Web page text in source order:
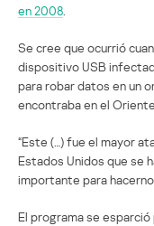
en 2008
Se cree que ocurrió
dispositivo USB
para robar datos en un
encontraba en el
“Este (…) fue el mayor
Estados Unidos que se
importante para
El programa se